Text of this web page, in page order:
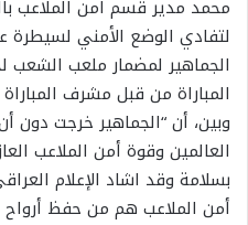
محمد مدير قسم امن الملاعب
لتفادي الوضع الأمني لسيطرة
الجماهير لمضمار ملعب
المباراة من قبل مشرف
وبين، أن “الجماهير خرجت
العالمين وقوة أمن الملاعب
بسلامة وقد اشاد الإعلام
أمن الملاعب هم من حفظ أرواح